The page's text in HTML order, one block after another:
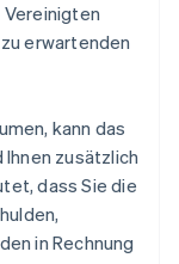
erwartenden
kann das
Ihnen zusätzlich
dass Sie die
in Rechnung